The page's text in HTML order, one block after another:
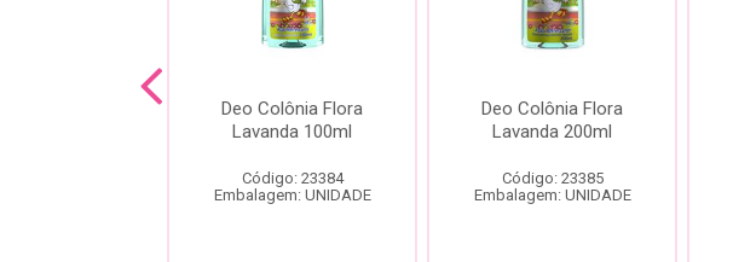
Deo Colônia Flora
Lavanda 100ml
Código: 23384
Embalagem: UNIDADE
Deo Colônia Flora
Lavanda 200ml
Código: 23385
Embalagem: UNIDADE